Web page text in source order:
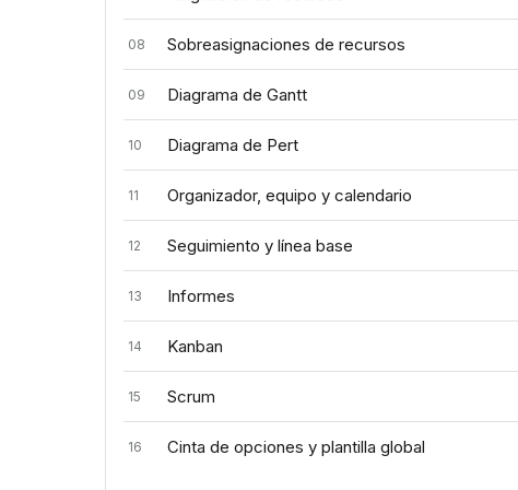
08 Sobreasignaciones de recursos
09 Diagrama de Gantt
10 Diagrama de Pert
11 Organizador, equipo y calendario
12 Seguimiento y línea base
13 Informes
14 Kanban
15 Scrum
16 Cinta de opciones y plantilla global